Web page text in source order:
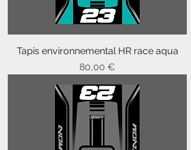
Tapis environnemental HR race aqua
Prix
80,00 €